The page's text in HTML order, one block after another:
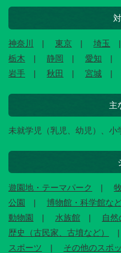
神奈川 東京 埼玉
栃木
静岡 愛知
岩手
秋田 宮城
主
未就学児（乳児、幼児）、小
遊園地・テーマパーク
公園
博物館・科学館な
動物園
水族館 自
歴史（古民家、古墳など）
スポーツ
その他のスポ